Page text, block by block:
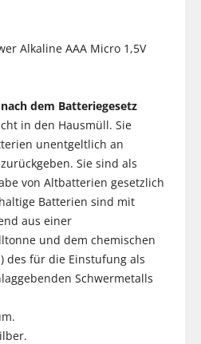
Alkaline AAA Micro 1,5V
dem Batteriegesetz
in den Hausmüll. Sie
unentgeltlich an
Sie sind als
von Altbatterien gesetzlich
Batterien sind mit
aus einer
und dem chemischen
des für die Einstufung als
Schwermetalls